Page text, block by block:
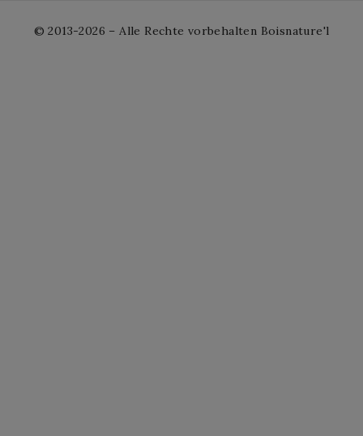
© 2013-2026 – Alle Rechte vorbehalten Boisnature'l